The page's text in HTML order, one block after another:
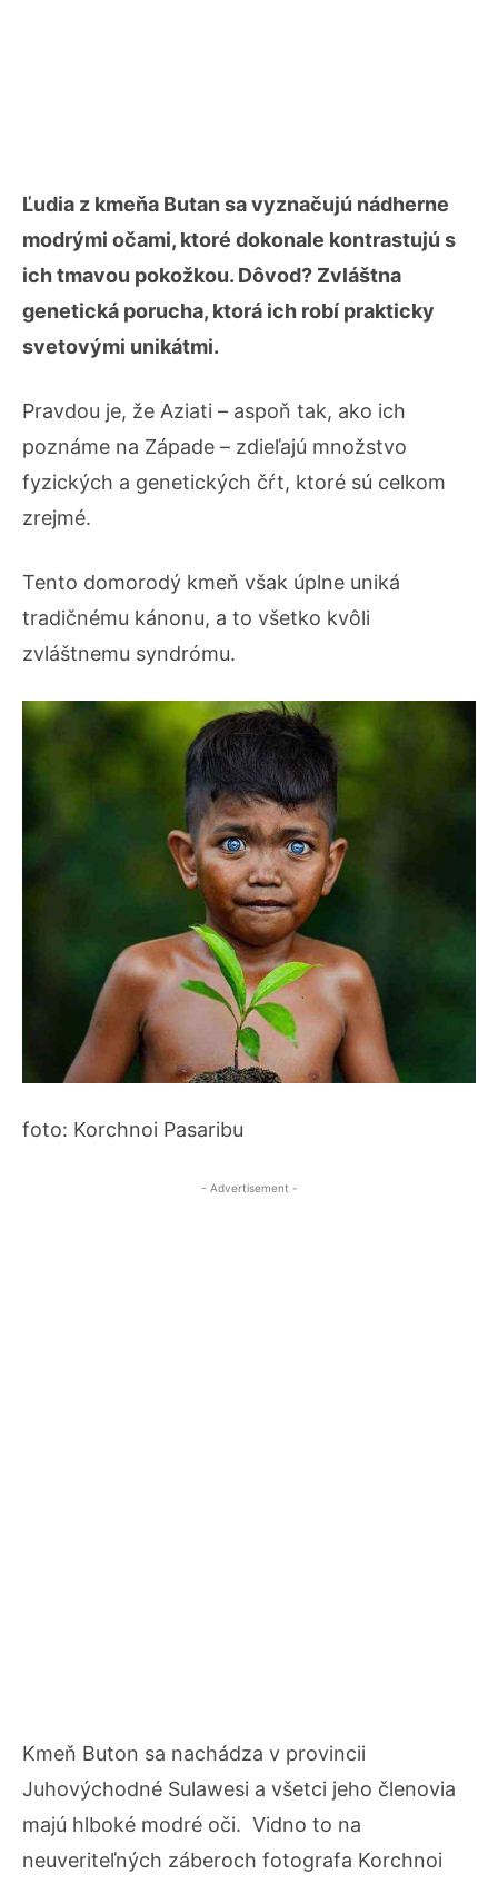
Ľudia z kmeňa Butan sa vyznačujú nádherne
modrými očami, ktoré dokonale kontrastujú s
ich tmavou pokožkou. Dôvod? Zvláštna
genetická porucha, ktorá ich robí prakticky
svetovými unikátmi.
Pravdou je, že Aziati – aspoň tak, ako ich
poznáme na Západe – zdieľajú množstvo
fyzických a genetických čŕt, ktoré sú celkom
zrejmé.
Tento domorodý kmeň však úplne uniká
tradičnému kánonu, a to všetko kvôli
zvláštnemu syndrómu.
foto: Korchnoi Pasaribu
- Advertisement -
Kmeň Buton sa nachádza v provincii
Juhovýchodné Sulawesi a všetci jeho členovia
majú hlboké modré oči. Vidno to na
neuveriteľných záberoch fotografa Korchnoi